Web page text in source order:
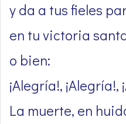
y da a tus fieles
en tu victoria
o bien:
¡Alegría!, ¡Alegría!,
La muerte, en